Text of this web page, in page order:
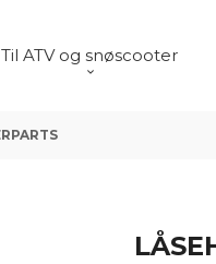
Til ATV og snøscooter